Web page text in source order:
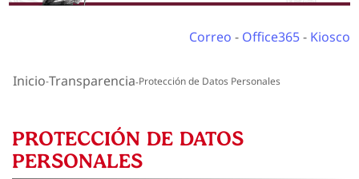
Correo - Office365- Kiosco
Inicio Transparencia Protección de Datos Personales
PROTECCIÓN DE DATOS
PERSONALES